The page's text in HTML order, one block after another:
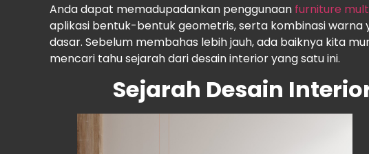
Anda dapat memadupadankan penggunaan furniture
aplikasi bentuk-bentuk geometris, serta kombinasi warna
dasar. Sebelum membahas lebih jauh, ada baiknya kita
mencari tahu sejarah dari desain interior yang satu ini.
Sejarah Desain